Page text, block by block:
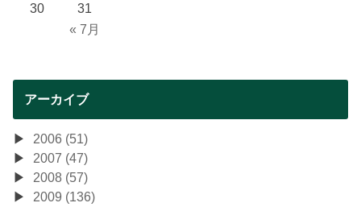
« 7月
30
31
アーカイブ
2006 (51)
2007 (47)
2008 (57)
2009 (136)